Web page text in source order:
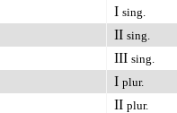
I sing.
II sing.
III sing.
I plur.
II plur.